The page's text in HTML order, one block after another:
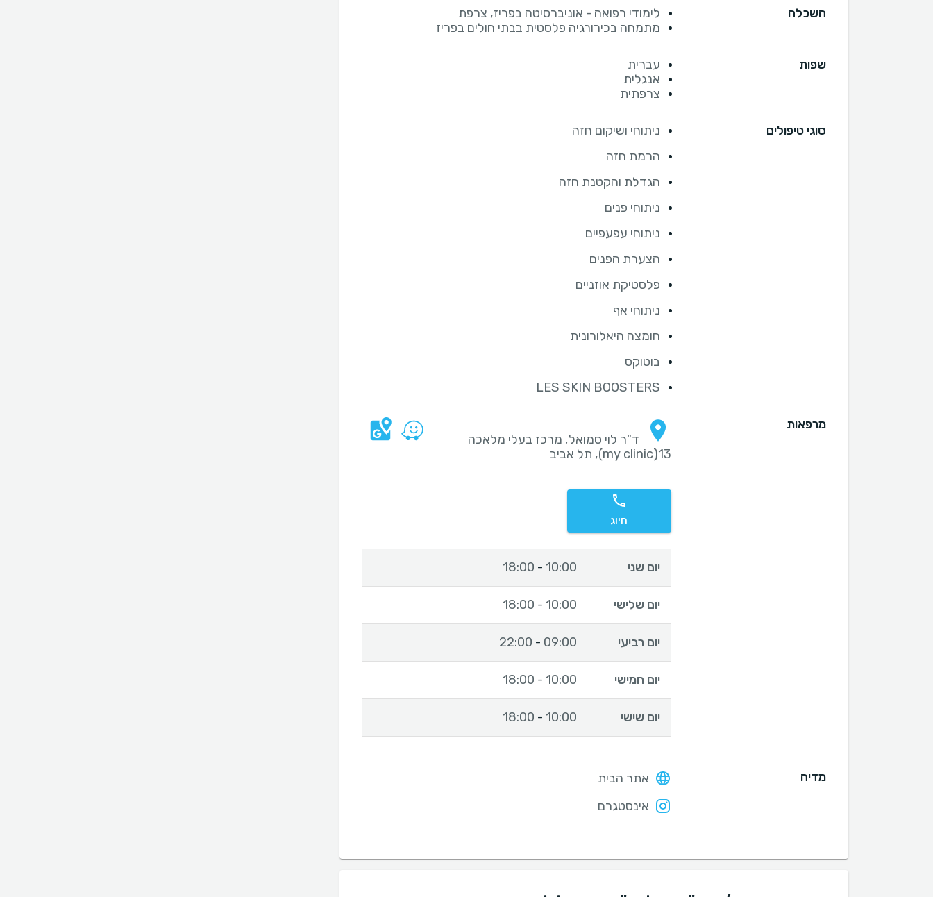
השכלה
לימודי רפואה - אוניברסיטה בפריז, צרפת
מתמחה בכירורגיה פלסטית בבתי חולים בפריז
שפות
עברית
אנגלית
צרפתית
סוגי טיפולים
ניתוחי ושיקום חזה
הרמת חזה
הגדלת והקטנת חזה
ניתוחי פנים
ניתוחי עפעפיים
הצערת הפנים
פלסטיקת אוזניים
ניתוחי אף
חומצה היאלורונית
בוטוקס
LES SKIN BOOSTERS
מרפאות
ד"ר לוי סמואל, מרכז בעלי מלאכה
13(my clinic), תל אביב
חיוג
יום שני 10:00
-
18:00
יום שלישי 10:00
-
18:00
יום רביעי 09:00
-
22:00
יום חמישי 10:00
-
18:00
יום שישי 10:00
-
18:00
מדיה
אתר הבית
אינסטגרם